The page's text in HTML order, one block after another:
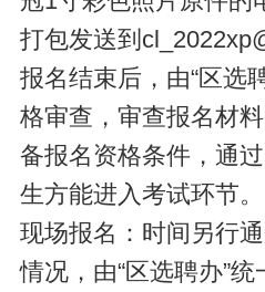
打包发送到
报名结束后，由“区选
格审查，审查报名材
备报名资格条件，通
生方能进入考试环节。
现场报名：时间另行
情况，由“区选聘办”